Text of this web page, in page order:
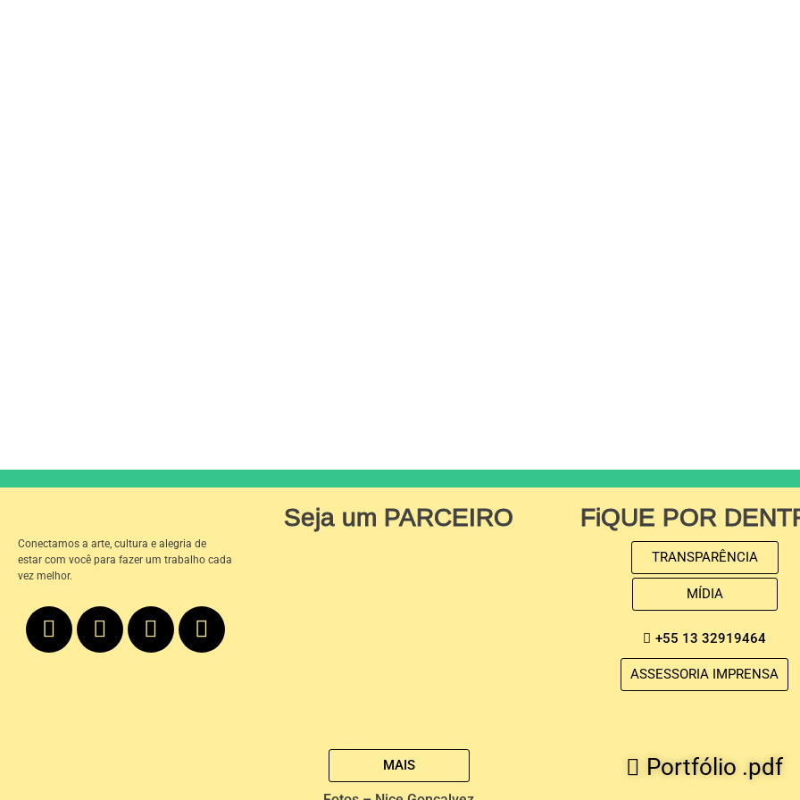
Conectamos a arte, cultura e alegria de
estar com você para fazer um trabalho cada
vez melhor.
Seja um PARCEIRO
MAIS
FiQUE POR
TRANSPARÊNCIA
MÍDIA
+55 13 32919464
ASSESSORIA IMPRENSA
Portfólio .pdf